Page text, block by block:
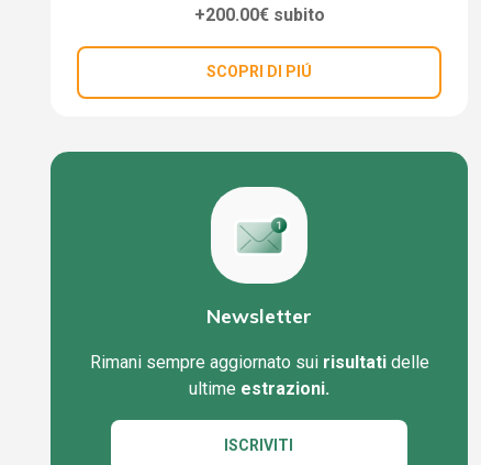
+200.00€ subito
SCOPRI DI PIÚ
Newsletter
Rimani sempre aggiornato sui risultatidelle
ultime estrazioni.
ISCRIVITI